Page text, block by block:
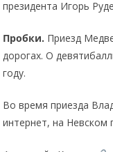
президента Игорь
Пробки. Приезд
дорогах. О
году.
Во время приезда
интернет, на Невском